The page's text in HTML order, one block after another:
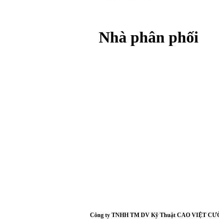
Nhà phân phối
Công ty TNHH TM DV Kỹ Thuật CAO VIỆT